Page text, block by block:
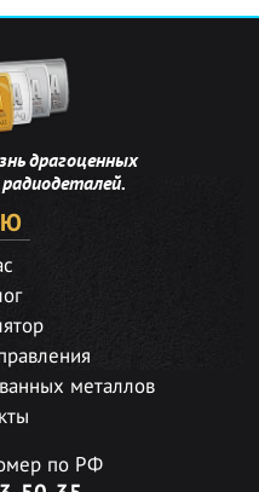
драгоценных
металлов
по РФ